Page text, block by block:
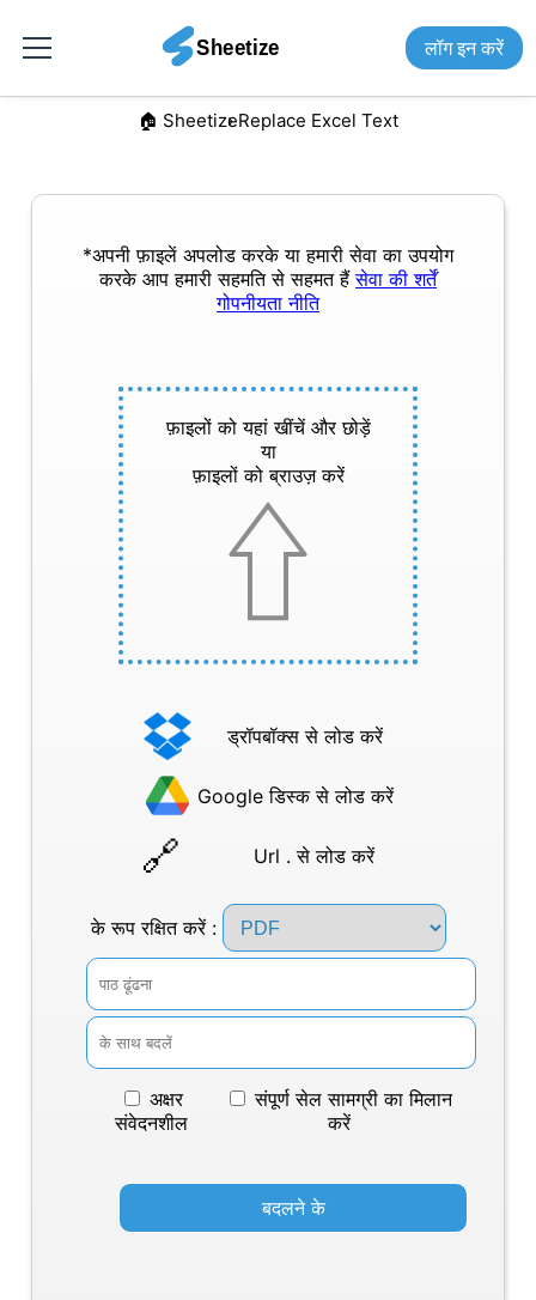
लॉग इन करें
🏠︎ SheetizeReplace Excel Text
*अपनी फ़ाइलें अपलोड करके या हमारी सेवा का उपयोग
करके आप हमारी सहमति से सहमत हैंसेवा की शर्तें
गोपनीयता नीति
फ़ाइलों को यहां खींचें और छोड़ें
या
फ़ाइलों को ब्राउज़ करें
ड्रॉपबॉक्स से लोड करें
Google डिस्क से लोड करें
Url . से लोड करें
के रूप रक्षित करें :
अक्षर
संवेदनशील
संपूर्ण सेल सामग्री का मिलान
करें
बदलने के